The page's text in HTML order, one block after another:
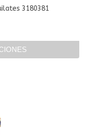
3180381